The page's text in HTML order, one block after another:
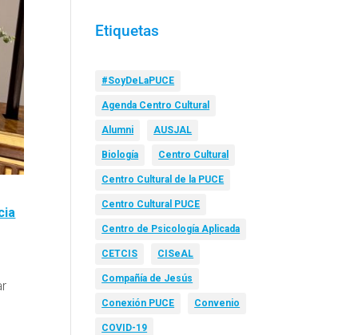
Etiquetas
#SoyDeLaPUCE
Agenda Centro Cultural
Alumni AUSJAL
Biología Centro Cultural
Centro Cultural de la PUCE
Centro Cultural PUCE
Centro de Psicología Aplicada
CETCIS CISeAL
Compañía de Jesús
Conexión PUCE Convenio
COVID-19